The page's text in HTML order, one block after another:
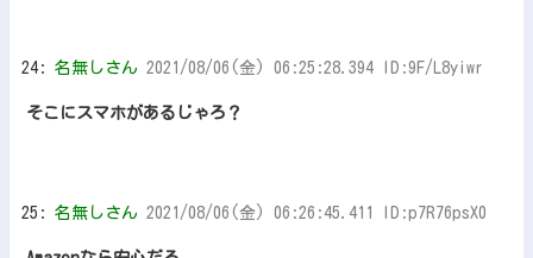
24: 名無しさん 2021/08/06(金) 06:25:28.394 ID:9F/L8yiwr
そこにスマホがあるじゃろ？
25: 名無しさん 2021/08/06(金) 06:26:45.411 ID:p7R76psX0